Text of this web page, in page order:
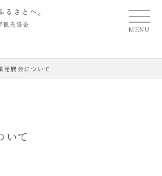
MENU
発展会について
いて